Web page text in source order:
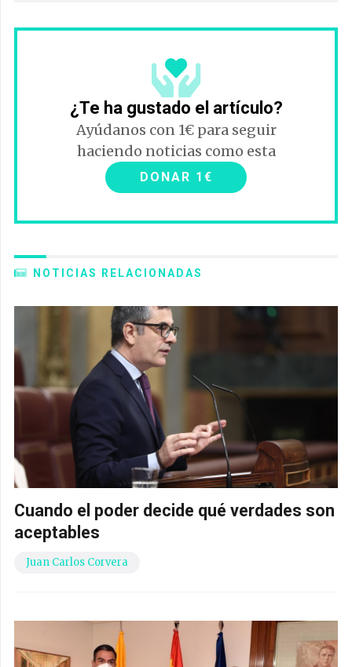
¿Te ha gustado el artículo?
Ayúdanos con 1€ para seguir
haciendo noticias como esta
DONAR 1€
NOTICIAS RELACIONADAS
Cuando el poder decide qué verdades son
aceptables
Juan Carlos Corvera